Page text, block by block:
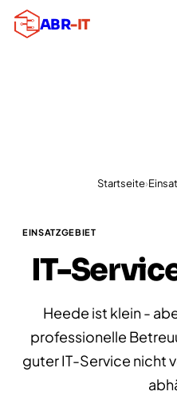
ABR-IT
Startseite›
EINSATZGEBIET
IT-
Heede ist klein -
professionelle
guter IT-Service nicht